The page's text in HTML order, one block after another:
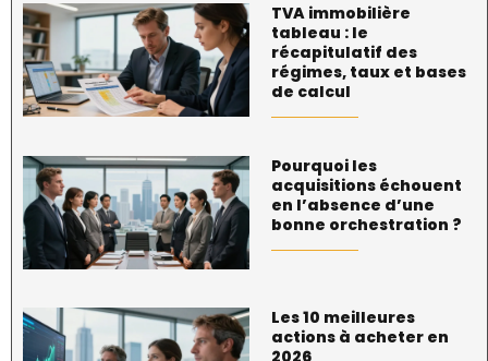
TVA immobilière
tableau : le
récapitulatif des
régimes, taux et bases
de calcul
Pourquoi les
acquisitions échouent
en l’absence d’une
bonne orchestration ?
Les 10 meilleures
actions à acheter en
2026